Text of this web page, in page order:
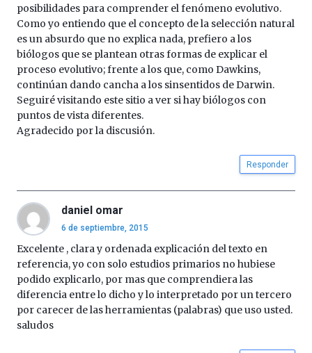
posibilidades para comprender el fenómeno evolutivo.
Como yo entiendo que el concepto de la selección natural
es un absurdo que no explica nada, prefiero a los
biólogos que se plantean otras formas de explicar el
proceso evolutivo; frente a los que, como Dawkins,
continúan dando cancha a los sinsentidos de Darwin.
Seguiré visitando este sitio a ver si hay biólogos con
puntos de vista diferentes.
Agradecido por la discusión.
Responder
daniel omar
6 de septiembre, 2015
Excelente , clara y ordenada explicación del texto en
referencia, yo con solo estudios primarios no hubiese
podido explicarlo, por mas que comprendiera las
diferencia entre lo dicho y lo interpretado por un tercero
por carecer de las herramientas (palabras) que uso usted.
saludos